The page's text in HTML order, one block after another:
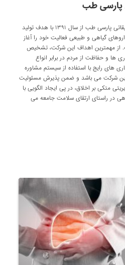
پارسی طب
شرکت تحقیقاتی پارسی طب از سال ۱۳۹۱ با هدف تولید
گیاهی و طبیعی فعالیت خود را آغاز
از مهمترین اهداف این شرکت، تشخیص
ها و حفاظت از مردم در برابر انواع
های رایج با استفاده از سیستم مشاوره
شرکت می باشد و ضمن پذیرش مسئولیت
متکی بر اخلاق، در پی ایجاد الگویی با
در راستای ارتقای سلامت جامعه می